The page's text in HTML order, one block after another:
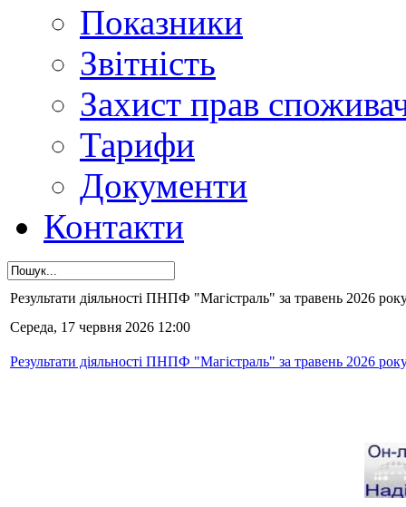
Показники
Звітність
Захист прав
Тарифи
Документи
Контакти
Результати діяльності ПНПФ "Магістраль" за травень 2026
Середа, 17 червня 2026 12:00
Результати діяльності ПНПФ "Магістраль" за травень 2026